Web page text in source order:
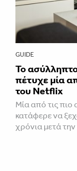
GUIDE
Το
πέτυχε μία
του Netflix
Μία από τις πιο
κατάφερε να
χρόνια μετά